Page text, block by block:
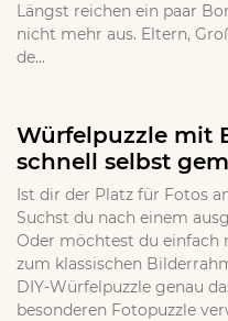
Längst reichen ein paar
nicht mehr aus. Eltern,
de...
Würfelpuzzle mit
schnell selbst
Ist dir der Platz für Fotos
Suchst du nach einem
Oder möchtest du einfach
zum klassischen
DIY-Würfelpuzzle genau
besonderen Fotopuzzle